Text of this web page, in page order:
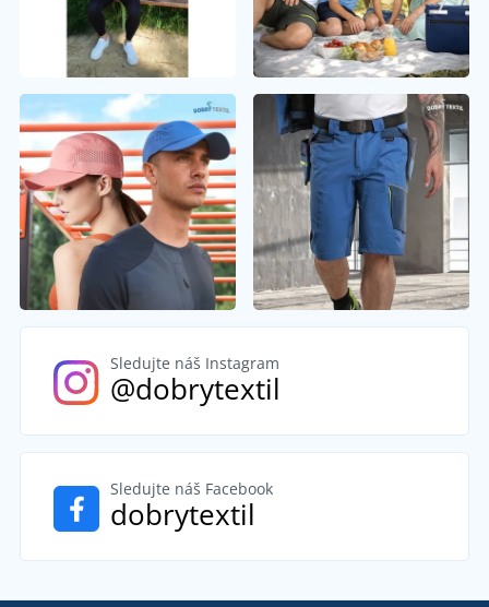
Sledujte náš Instagram
@dobrytextil
Sledujte náš Facebook
dobrytextil